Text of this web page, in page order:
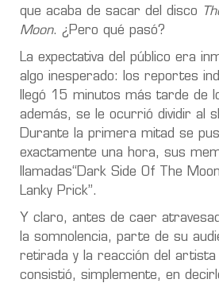
que acaba de sacar del disco
Moon. ¿Pero qué pasó?
La expectativa del público era
algo inesperado: los reportes
llegó 15 minutos más tarde de
además, se le ocurrió dividir al
Durante la primera mitad se
exactamente una hora, sus
llamadas“Dark Side Of The
Lanky Prick”.
Y claro, antes de caer
la somnolencia, parte de su
retirada y la reacción del
consistió, simplemente, en